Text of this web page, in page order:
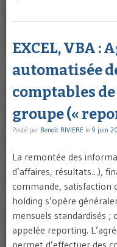
EXCEL, VBA :
automatisée
comptables
groupe («
Posté par Benoît RIVIERE le 9 juin
La remontée des
d’affaires, résultats…),
commande, satisfaction
holding s’opère
mensuels standardisés
appelée reporting.